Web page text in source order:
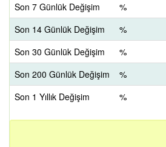
Son 7 Günlük Değişim
%
Son 14 Günlük Değişim
%
Son 30 Günlük Değişim
%
Son 200 Günlük Değişim
%
Son 1 Yıllık Değişim
%